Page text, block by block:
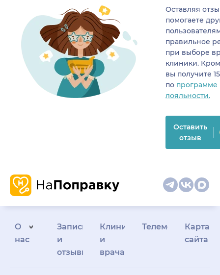
Оставляя
помогаете
правильное
при выборе
клиники.
вы получите
по программе
лояльности.
Оставить
отзыв
О
нас
Запись
и
отзывы
Клиникам
и
врачам
Телемедицина
Карта
сайта